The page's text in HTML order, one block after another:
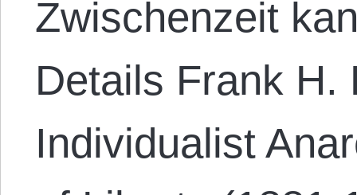
Zwischenzeit
Details Frank H.
Individualist